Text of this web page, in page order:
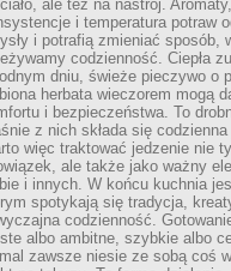
ale też na nastrój.
i temperatura potraw
i potrafią zmieniać sposób,
codzienność. Ciepła
dniu, świeże pieczywo o
herbata wieczorem mogą
i bezpieczeństwa. To
z nich składa się
więc traktować jedzenie nie
ale także jako ważny
i innych. W końcu kuchnia
spotykają się tradycja,
codzienność.
albo ambitne, szybkie albo
zawsze niesie ze sobą coś